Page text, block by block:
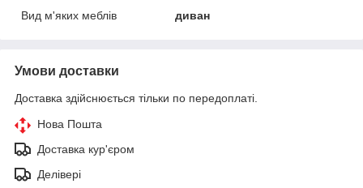
Вид м'яких меблів
диван
Умови доставки
Доставка здійснюється тільки по передоплаті.
Нова Пошта
Доставка кур'єром
Делівері